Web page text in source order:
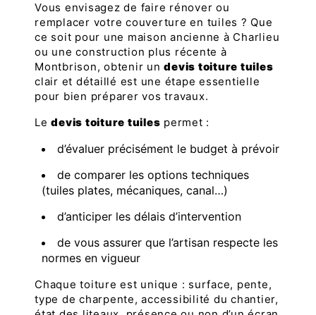
Vous envisagez de faire rénover ou
remplacer votre couverture en tuiles ? Que
ce soit pour une maison ancienne à Charlieu
ou une construction plus récente à
Montbrison, obtenir undevis toiture tuiles
clair et détaillé est une étape essentielle
pour bien préparer vos travaux.
Ledevis toiture tuiles permet :
d’évaluer précisément le budget à prévoir
de comparer les options techniques
(tuiles plates, mécaniques, canal…)
d’anticiper les délais d’intervention
de vous assurer que l’artisan respecte les
normes en vigueur
Chaque toiture est unique : surface, pente,
type de charpente, accessibilité du chantier,